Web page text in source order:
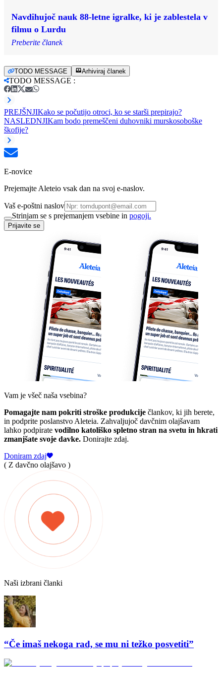
Navdihujoč nauk 88-letne igralke, ki je zablestela v
filmu o Lurdu
Preberite članek
TODO MESSAGE Arhiviraj članek
TODO MESSAGE :
PREJŠNJIKako se počutijo otroci, ko se starši prepirajo?
NASLEDNJIKam bodo premeščeni duhovniki murskosoboške
škofije?
E-novice
Prejemajte Aleteio vsak dan na svoj e-naslov.
Vaš e-poštni naslov
Strinjam se s prejemanjem vsebine in pogoji.
Prijavite se
Vam je všeč naša vsebina?
Pomagajte nam pokriti stroške produkcije člankov, ki jih berete,
in podprite poslanstvo Aleteia. Zahvaljujoč davčnim olajšavam
lahko podpirate vodilno katoliško spletno stran na svetu in hkrati
zmanjšate svoje davke. Donirajte zdaj.
Doniram zdaj
( Z davčno olajšavo )
Naši izbrani članki
“Če imaš nekoga rad, se mu ni težko posvetiti”